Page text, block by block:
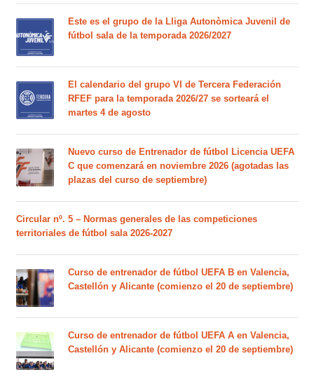
Este es el grupo de la Lliga Autonòmica Juvenil de
fútbol sala de la temporada 2026/2027
El calendario del grupo VI de Tercera Federación
RFEF para la temporada 2026/27 se sorteará el
martes 4 de agosto
Nuevo curso de Entrenador de fútbol Licencia UEFA
C que comenzará en noviembre 2026 (agotadas las
plazas del curso de septiembre)
Circular nº. 5 – Normas generales de las competiciones
territoriales de fútbol sala 2026-2027
Curso de entrenador de fútbol UEFA B en Valencia,
Castellón y Alicante (comienzo el 20 de septiembre)
Curso de entrenador de fútbol UEFA A en Valencia,
Castellón y Alicante (comienzo el 20 de septiembre)